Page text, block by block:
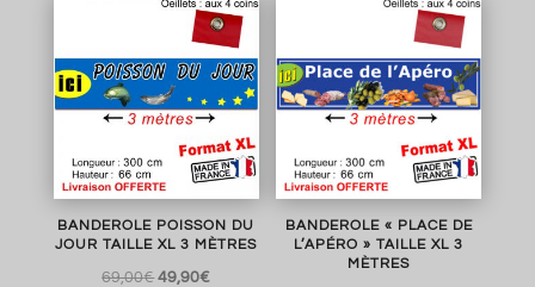
était :
est :
49,90€.
était :
est :
49,90€.
BANDEROLE POISSON DU
JOUR TAILLE XL 3 MÈTRES
69,00€ Le
49,90€Le
BANDEROLE « PLACE DE
L’APÉRO » TAILLE XL 3
MÈTRES